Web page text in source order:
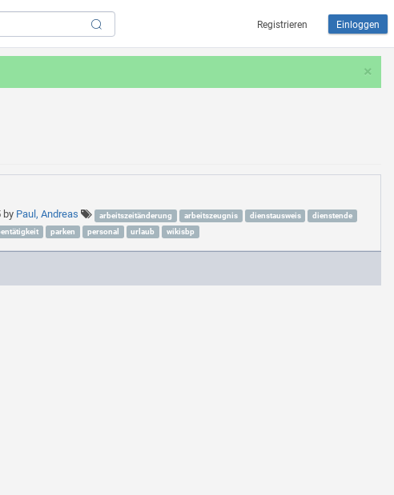
Registrieren Einloggen
×
by Paul, Andreas arbeitszeitänderung arbeitszeugnis dienstausweis
dienstende
parken personal urlaub wikisbp